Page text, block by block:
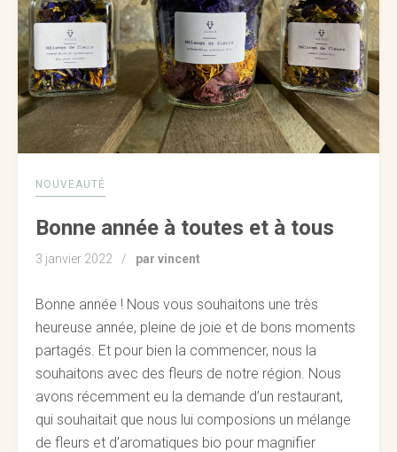
NOUVEAUTÉ
Bonne année à toutes et à tous
3 janvier 2022 par vincent
Bonne année ! Nous vous souhaitons une très
heureuse année, pleine de joie et de bons moments
partagés. Et pour bien la commencer, nous la
souhaitons avec des fleurs de notre région. Nous
avons récemment eu la demande d’un restaurant,
qui souhaitait que nous lui composions un mélange
de fleurs et d’aromatiques bio pour magnifier